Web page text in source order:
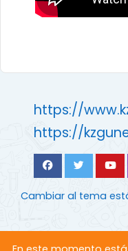
https://
https://
Cambiar al tema